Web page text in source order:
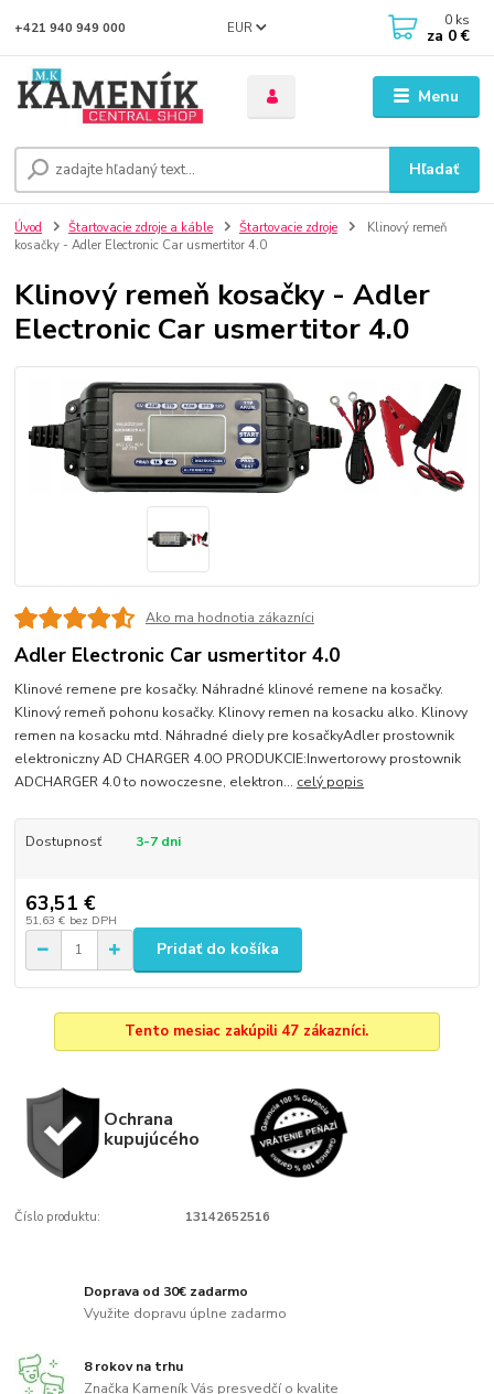
Menu
EUR
Hľadať
+421 940 949 000 0 ks
za 0 €
Úvod Štartovacie zdroje a káble Štartovacie zdroje
Klinový remeň
kosačky - Adler Electronic Car usmertitor 4.0
Klinový remeň kosačky - Adler
Electronic Car usmertitor 4.0
Ako ma hodnotia zákazníci
Adler Electronic Car usmertitor 4.0
Klinové remene pre kosačky. Náhradné klinové remene na kosačky.
Klinový remeň pohonu kosačky. Klinovy remen na kosacku alko. Klinovy
remen na kosacku mtd. Náhradné diely pre kosačkyAdler prostownik
elektroniczny AD CHARGER 4.0O PRODUKCIE:Inwertorowy prostownik
ADCHARGER 4.0 to nowoczesne, elektron... celý popis
Dostupnosť 3-7 dni
63,51 €
51,63 € bez DPH
Pridať do košíka
Tento mesiac zakúpili 47 zákazníci.
Ochrana
kupujúcého
Číslo produktu: 13142652516
Doprava od 30€ zadarmo
Využite dopravu úplne zadarmo
8 rokov na trhu
Značka Kameník Vás presvedčí o kvalite